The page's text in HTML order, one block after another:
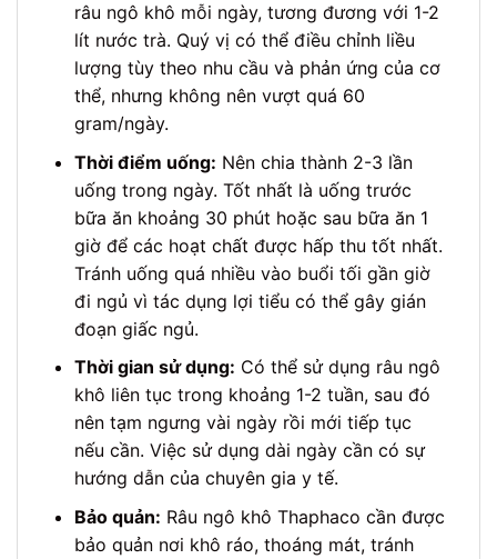
râu ngô khô mỗi ngày, tương đương với 1-2
lít nước trà. Quý vị có thể điều chỉnh liều
lượng tùy theo nhu cầu và phản ứng của cơ
thể, nhưng không nên vượt quá 60
gram/ngày.
Thời điểm uống: Nên chia thành 2-3 lần
uống trong ngày. Tốt nhất là uống trước
bữa ăn khoảng 30 phút hoặc sau bữa ăn 1
giờ để các hoạt chất được hấp thu tốt nhất.
Tránh uống quá nhiều vào buổi tối gần giờ
đi ngủ vì tác dụng lợi tiểu có thể gây gián
đoạn giấc ngủ.
Thời gian sử dụng: Có thể sử dụng râu ngô
khô liên tục trong khoảng 1-2 tuần, sau đó
nên tạm ngưng vài ngày rồi mới tiếp tục
nếu cần. Việc sử dụng dài ngày cần có sự
hướng dẫn của chuyên gia y tế.
Bảo quản: Râu ngô khô Thaphaco cần được
bảo quản nơi khô ráo, thoáng mát, tránh